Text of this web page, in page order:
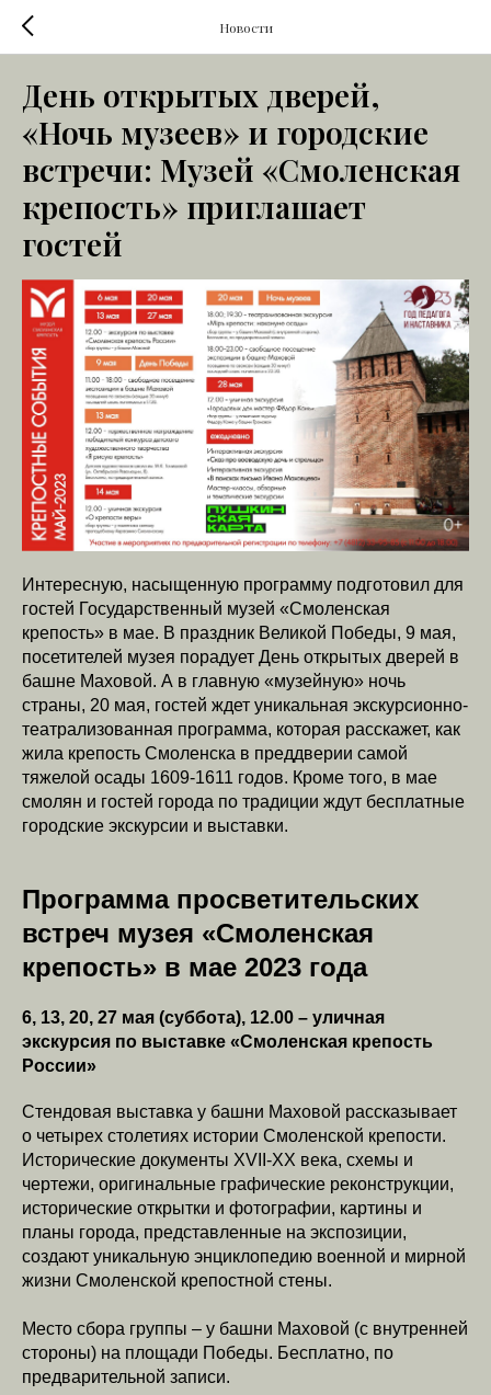
Новости
День открытых дверей,
«Ночь музеев» и городские
встречи: Музей «Смоленская
крепость» приглашает
гостей
Интересную, насыщенную программу подготовил для
гостей Государственный музей «Смоленская
крепость» в мае. В праздник Великой Победы, 9 мая,
посетителей музея порадует День открытых дверей в
башне Маховой. А в главную «музейную» ночь
страны, 20 мая, гостей ждет уникальная экскурсионно-
театрализованная программа, которая расскажет, как
жила крепость Смоленска в преддверии самой
тяжелой осады 1609-1611 годов. Кроме того, в мае
смолян и гостей города по традиции ждут бесплатные
городские экскурсии и выставки.
Программа просветительских
встреч музея «Смоленская
крепость» в мае 2023 года
6, 13, 20, 27 мая (суббота), 12.00 – уличная
экскурсия по выставке «Смоленская крепость
России»
Стендовая выставка у башни Маховой рассказывает
о четырех столетиях истории Смоленской крепости.
Исторические документы XVII-XX века, схемы и
чертежи, оригинальные графические реконструкции,
исторические открытки и фотографии, картины и
планы города, представленные на экспозиции,
создают уникальную энциклопедию военной и мирной
жизни Смоленской крепостной стены.
Место сбора группы – у башни Маховой (с внутренней
стороны) на площади Победы. Бесплатно, по
предварительной записи.